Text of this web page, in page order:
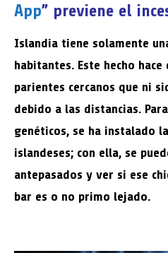
App” previene el
Islandia tiene solamente
habitantes. Este hecho hace
parientes cercanos que ni
debido a las distancias.
genéticos, se ha instalado
islandeses; con ella, se
antepasados y ver si ese
bar es o no primo lejado.